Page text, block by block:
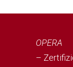
OPERA
–